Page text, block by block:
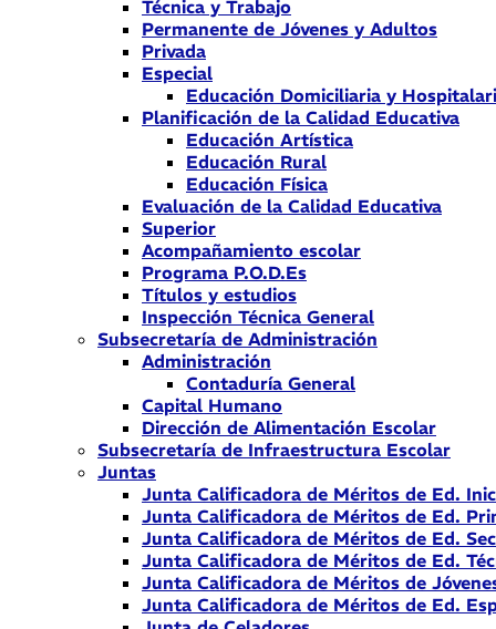
Técnica y Trabajo
Permanente de Jóvenes y Adultos
Privada
Especial
Educación Domiciliaria y
Planificación de la Calidad Educativa
Educación Artística
Educación Rural
Educación Física
Evaluación de la Calidad Educativa
Superior
Acompañamiento escolar
Programa P.O.D.Es
Títulos y estudios
Inspección Técnica General
Subsecretaría de Administración
Administración
Contaduría General
Capital Humano
Dirección de Alimentación Escolar
Subsecretaría de Infraestructura Escolar
Juntas
Junta Calificadora de Méritos de Ed.
Junta Calificadora de Méritos de Ed.
Junta Calificadora de Méritos de Ed.
Junta Calificadora de Méritos de Ed.
Junta Calificadora de Méritos de
Junta Calificadora de Méritos de Ed.